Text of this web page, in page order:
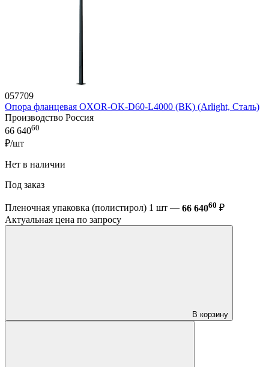
057709
Опора фланцевая OXOR-OK-D60-L4000 (BK) (Arlight, Сталь)
Производство Россия
66 64060
₽/шт
Нет в наличии
Под заказ
Пленочная упаковка (полистирол) 1 шт — 66 64060 ₽
Актуальная цена по запросу
В корзину